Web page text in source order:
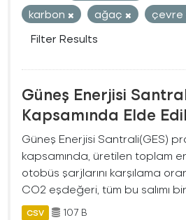
karbon
ağaç çevre
Filter Results
Güneş Enerjisi
Kapsamında Elde
Güneş Enerjisi Santrali(GES)
kapsamında, üretilen toplam
otobüs şarjlarını karşılama
CO2 eşdeğeri, tüm bu salımı
CSV 107 B